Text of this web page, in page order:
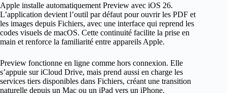
Apple installe automatiquement Preview avec iOS 26.
L’application devient l’outil par défaut pour ouvrir les PDF et
les images depuis Fichiers, avec une interface qui reprend les
codes visuels de macOS. Cette continuité facilite la prise en
main et renforce la familiarité entre appareils Apple.
Preview fonctionne en ligne comme hors connexion. Elle
s’appuie sur iCloud Drive, mais prend aussi en charge les
services tiers disponibles dans Fichiers, créant une transition
naturelle depuis un Mac ou un iPad vers un iPhone.